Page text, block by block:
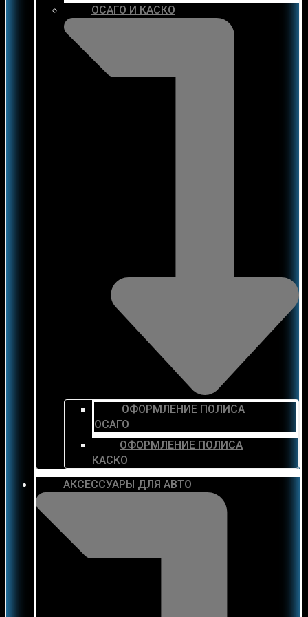
ОСАГО И КАСКО
ОФОРМЛЕНИЕ ПОЛИСА
ОСАГО
ОФОРМЛЕНИЕ ПОЛИСА
КАСКО
АКСЕССУАРЫ ДЛЯ АВТО